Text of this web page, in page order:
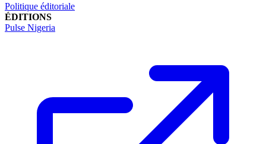
Politique éditoriale
ÉDITIONS
Pulse Nigeria